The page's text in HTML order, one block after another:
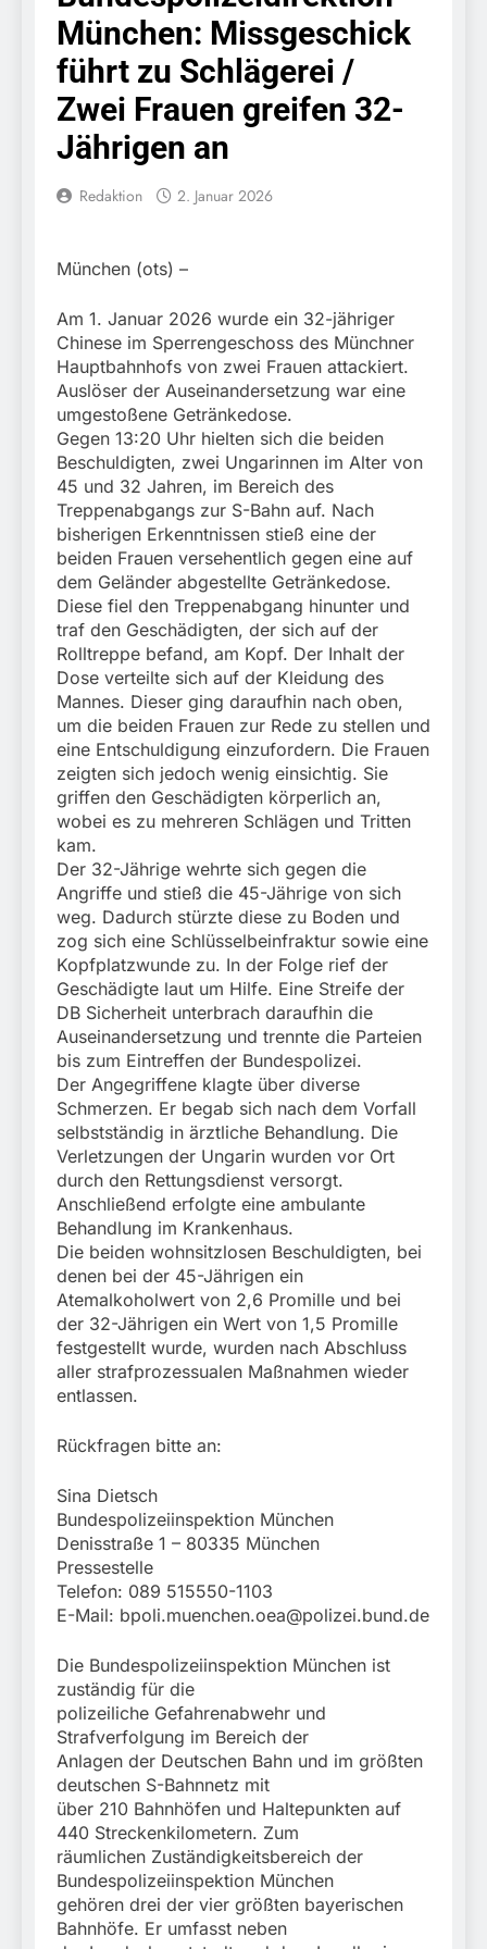
erschleicht rund 45.000
Euro Sozialleistungen
Ermittlungen der
Finanzkontrolle
Schwarzarbeit führen zu
rechtskräftiger
Verurteilung wegen
Betrugs
Bundespolizeidirektion
München: Europaweit
gesuchtes Mitglied einer
kriminellen Vereinigung
geht ins Netz –
Bundespolizei vollstreckt
europäischen
6. August 2026
Bundespolizeidirektion
München: Update zu den
Einsatzmaßnahmen der
Saarbrücken
5. August 2026
München:
Bahnverkehr
Tatverdächtigen fest /
Mann nach Gleissturz
verletzt
FW-M: Brand in
stillgelegtem
Bahngebäude
(Sendling)
5. August 2026
HZA-R: Zoll deckt auf:
Mehr als 17.000
Zigaretten in Fahrzeug
und Anhänger versteckt
Kontrolle in Waidhaus
führt zur Sicherstellung
unversteuerter Zigaretten
und Einleitung eines
Steuerstrafverfahrens
4. August 2026
Bundespolizeidirektion
München: Mit dem
Kraftfahrzeug über die
Grenze
eingereist/Bundespolizei
stellt Auto sicher
3. August 2026
München: Missgeschick
führt zu Schlägerei /
Zwei Frauen greifen 32-
Jährigen an
Redaktion 2. Januar 2026
München (ots) –
Am 1. Januar 2026 wurde ein 32-jähriger
Chinese im Sperrengeschoss des Münchner
Hauptbahnhofs von zwei Frauen attackiert.
Auslöser der Auseinandersetzung war eine
umgestoßene Getränkedose.
Gegen 13:20 Uhr hielten sich die beiden
Beschuldigten, zwei Ungarinnen im Alter von
45 und 32 Jahren, im Bereich des
Treppenabgangs zur S-Bahn auf. Nach
bisherigen Erkenntnissen stieß eine der
beiden Frauen versehentlich gegen eine auf
dem Geländer abgestellte Getränkedose.
Diese fiel den Treppenabgang hinunter und
traf den Geschädigten, der sich auf der
Rolltreppe befand, am Kopf. Der Inhalt der
Dose verteilte sich auf der Kleidung des
Mannes. Dieser ging daraufhin nach oben,
um die beiden Frauen zur Rede zu stellen und
eine Entschuldigung einzufordern. Die Frauen
zeigten sich jedoch wenig einsichtig. Sie
griffen den Geschädigten körperlich an,
wobei es zu mehreren Schlägen und Tritten
kam.
Der 32-Jährige wehrte sich gegen die
Angriffe und stieß die 45-Jährige von sich
weg. Dadurch stürzte diese zu Boden und
zog sich eine Schlüsselbeinfraktur sowie eine
Kopfplatzwunde zu. In der Folge rief der
Geschädigte laut um Hilfe. Eine Streife der
DB Sicherheit unterbrach daraufhin die
Auseinandersetzung und trennte die Parteien
bis zum Eintreffen der Bundespolizei.
Der Angegriffene klagte über diverse
Schmerzen. Er begab sich nach dem Vorfall
selbstständig in ärztliche Behandlung. Die
Verletzungen der Ungarin wurden vor Ort
durch den Rettungsdienst versorgt.
Anschließend erfolgte eine ambulante
Behandlung im Krankenhaus.
Die beiden wohnsitzlosen Beschuldigten, bei
denen bei der 45-Jährigen ein
Atemalkoholwert von 2,6 Promille und bei
der 32-Jährigen ein Wert von 1,5 Promille
festgestellt wurde, wurden nach Abschluss
aller strafprozessualen Maßnahmen wieder
entlassen.
Rückfragen bitte an:
Sina Dietsch
Bundespolizeiinspektion München
Denisstraße 1 – 80335 München
Pressestelle
Telefon: 089 515550-1103
E-Mail: bpoli.muenchen.oea@polizei.bund.de
Die Bundespolizeiinspektion München ist
zuständig für die
polizeiliche Gefahrenabwehr und
Strafverfolgung im Bereich der
Anlagen der Deutschen Bahn und im größten
deutschen S-Bahnnetz mit
über 210 Bahnhöfen und Haltepunkten auf
440 Streckenkilometern. Zum
räumlichen Zuständigkeitsbereich der
Bundespolizeiinspektion München
gehören drei der vier größten bayerischen
Bahnhöfe. Er umfasst neben